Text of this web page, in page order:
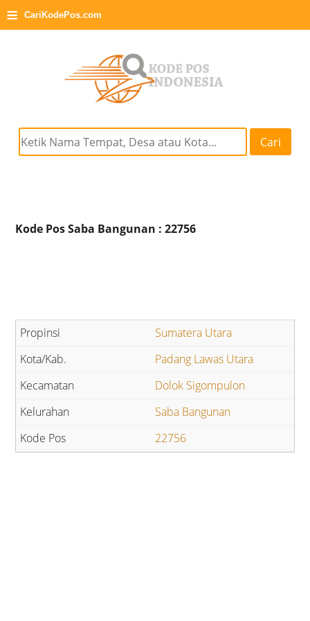
≡ CariKodePos.com
Cari
Kode Pos Saba Bangunan : 22756
Sumatera Utara
Padang Lawas Utara
Dolok Sigompulon
Saba Bangunan
22756